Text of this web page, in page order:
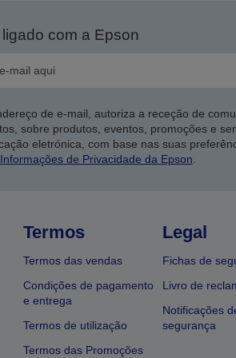
com a Epson
de e-mail, autoriza a receção de
sobre produtos, eventos, promoções e
eletrónica, com base nas suas
de Privacidade da Epson.
Termos
Termos das vendas
Condições de pagamento
e entrega
Termos de utilização
Termos das Promoções
Legal
Fichas de
Livro de
Notificações
segurança